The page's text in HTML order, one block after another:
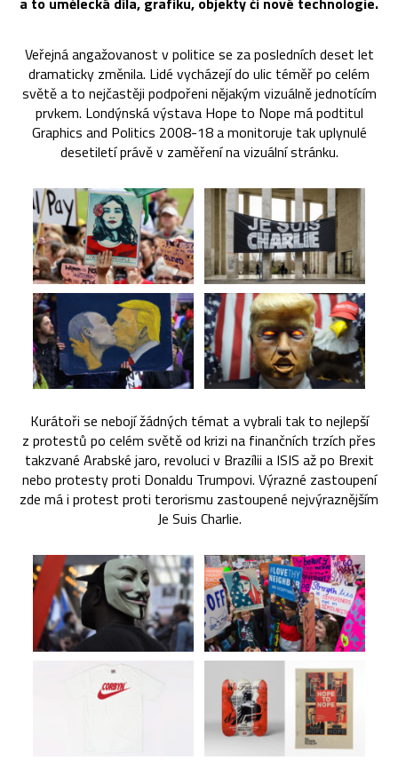
Veřejná angažovanost v politice se za posledních deset let
dramaticky změnila. Lidé vycházejí do ulic téměř po celém
světě a to nejčastěji podpořeni nějakým vizuálně jednotícím
prvkem. Londýnská výstava Hope to Nope má podtitul
Graphics and Politics 2008-18 a monitoruje tak uplynulé
desetiletí právě v zaměření na vizuální stránku.
Kurátoři se nebojí žádných témat a vybrali tak to nejlepší
z protestů po celém světě od krizi na finančních trzích přes
takzvané Arabské jaro, revoluci v Brazílii a ISIS až po Brexit
nebo protesty proti Donaldu Trumpovi. Výrazné zastoupení
zde má i protest proti terorismu zastoupené nejvýraznějším
Je Suis Charlie.